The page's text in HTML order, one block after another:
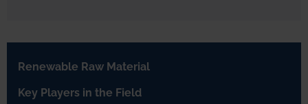
Renewable Raw Material
Key Players in the Field